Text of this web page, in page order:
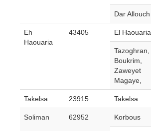
Dar Allouch
Eh
Haouaria
43405 El Haouaria
Tazoghran,
Boukrim,
Zaweyet
Magaye,
Takelsa 23915 Takelsa
Soliman 62952 Korbous